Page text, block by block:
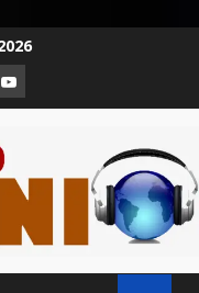
Youtube